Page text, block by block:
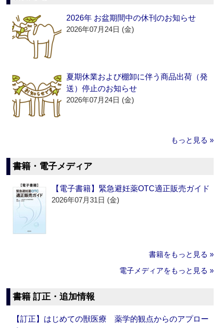
2026年 お盆期間中の休刊のお知らせ
2026年07月24日 (金)
夏期休業および棚卸に伴う商品出荷（発
送）停止のお知らせ
2026年07月24日 (金)
もっと見る »
書籍・電子メディア
【電子書籍】緊急避妊薬OTC適正販売ガイド
2026年07月31日 (金)
書籍をもっと見る »
電子メディアをもっと見る »
書籍 訂正・追加情報
【訂正】はじめての獣医療 薬学的観点からのアプロー